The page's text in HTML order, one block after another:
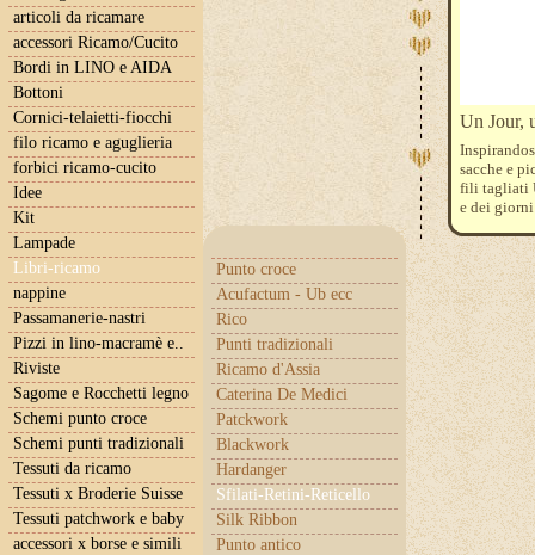
articoli da ricamare
accessori Ricamo/Cucito
Bordi in LINO e AIDA
Bottoni
Cornici-telaietti-fiocchi
filo ricamo e aguglieria
forbici ricamo-cucito
Idee
Kit
Lampade
Libri-ricamo
Punto croce
Acufactum - Ub ecc
Rico
Punti tradizionali
Ricamo d'Assia
Caterina De Medici
Patckwork
Blackwork
Hardanger
Sfilati-Retini-Reticello
Silk Ribbon
Punto antico
nappine
Passamanerie-nastri
Pizzi in lino-macramè e..
Riviste
Sagome e Rocchetti legno
Schemi punto croce
Schemi punti tradizionali
Tessuti da ricamo
Tessuti x Broderie Suisse
Tessuti patchwork e baby
accessori x borse e simili
Un Jour,
sacche e
fili tagliati
e dei giorni